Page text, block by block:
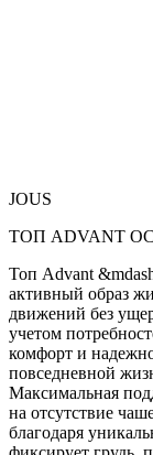
JOUS
ТОП ADVANT
Топ Advant
активный образ
движений без
учетом
комфорт и
повседневной
Максимальная
на отсутствие
благодаря